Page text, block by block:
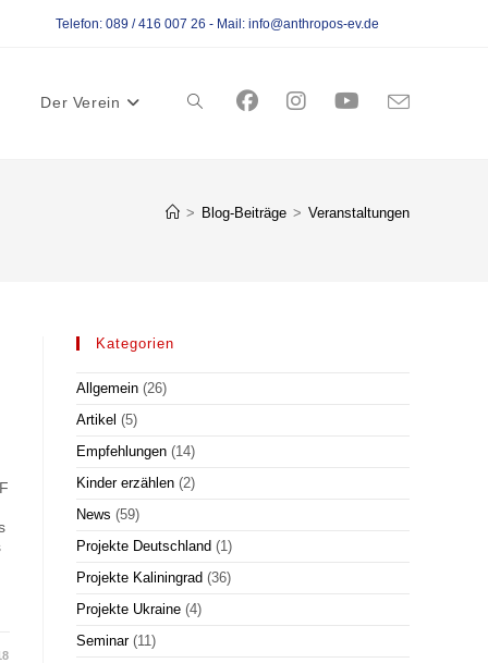
Telefon: 089 / 416 007 26 - Mail: info@anthropos-ev.de
Der Verein Website-
Suche
> Blog-Beiträge > Veranstaltungen
Kategorien
Allgemein (26)
Artikel (5)
Empfehlungen (14)
Kinder erzählen (2)
News (59)
Projekte Deutschland (1)
Projekte Kaliningrad (36)
Projekte Ukraine (4)
Seminar (11)